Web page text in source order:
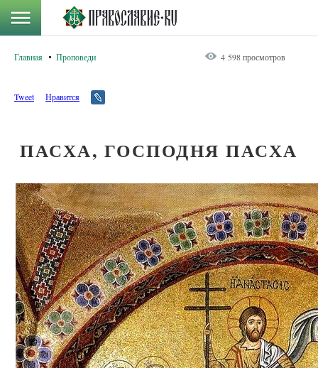
Главная Проповеди 4 598 просмотров
Tweet Нравится
ПАСХА, ГОСПОДНЯ ПАСХА